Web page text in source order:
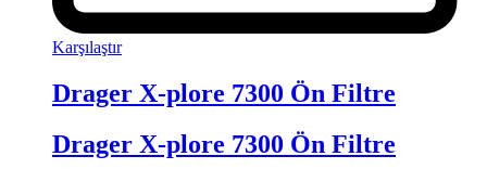
Karşılaştır
Drager X-plore 7300 Ön Filtre
Drager X-plore 7300 Ön Filtre